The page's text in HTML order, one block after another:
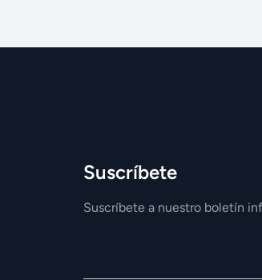
Suscríbete
Suscríbete a nuestro boletín